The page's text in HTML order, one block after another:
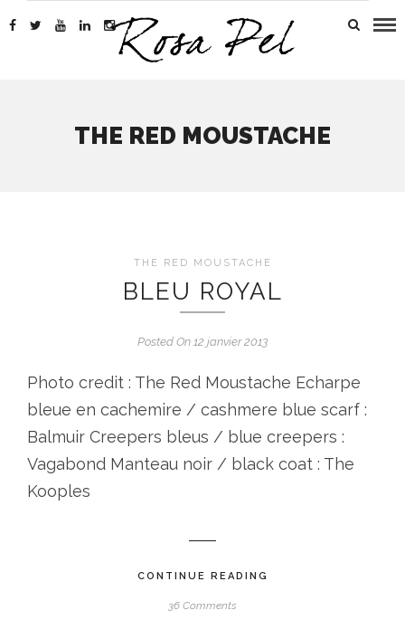
THE RED MOUSTACHE
THE RED MOUSTACHE
BLEU ROYAL
Posted On 12 janvier 2013
Photo credit : The Red Moustache Echarpe
bleue en cachemire / cashmere blue scarf :
Balmuir Creepers bleus / blue creepers :
Vagabond Manteau noir / black coat : The
Kooples
CONTINUE READING
36 Comments